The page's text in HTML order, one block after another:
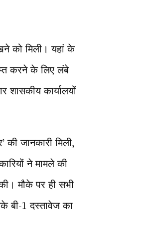
को मिली। यहां के
करने के लिए लंबे
कार्यालयों
की जानकारी मिली,
ने मामले की
मौके पर ही सभी
बी-1 दस्तावेज का